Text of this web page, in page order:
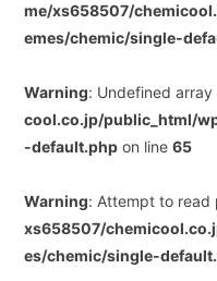
me/xs658507/
emes/chemic/single-
Warning: Undefined array
cool.co.jp/public_html/
-default.php on line65
Warning: Attempt to read
xs658507/
es/chemic/single-